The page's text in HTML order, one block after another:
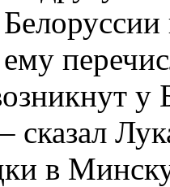
в